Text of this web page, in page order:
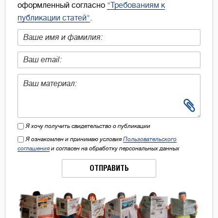
оформленный согласно "Требованиям к
публикации статей".
Я хочу получить свидетельство о публикации
Я ознакомлен и принимаю условия Пользовательского
соглашения и согласен на обработку персональных данных
ОТПРАВИТЬ